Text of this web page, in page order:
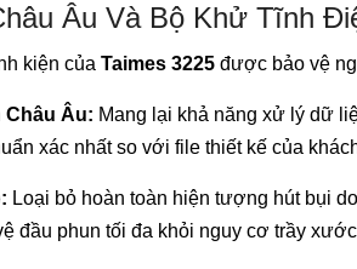
Âu Và Bộ Khử Tĩnh
kiện của Taimes 3225 được bảo vệ
Châu Âu: Mang lại khả năng xử lý dữ
xác nhất so với file thiết kế của
Loại bỏ hoàn toàn hiện tượng hút bụi
đầu phun tối đa khỏi nguy cơ trầy